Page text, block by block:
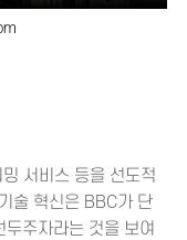
서비스 등을 선도적
술 혁신은 BBC가 단
주자라는 것을 보여